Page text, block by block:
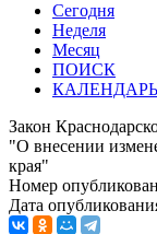
Сегодня
Неделя
Месяц
ПОИСК
Закон
"О внесении
края"
Номер
Дата